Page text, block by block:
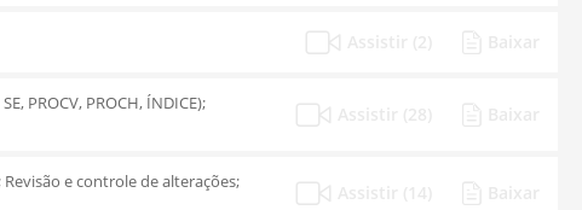
PROCV, PROCH, ÍNDICE);
e controle de alterações;